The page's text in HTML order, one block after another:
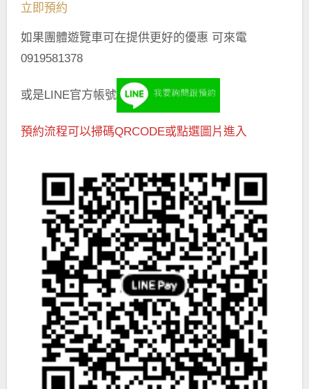
立即預約
如果團體遊覽車可在提供更好的優惠 可來電
0919581378
或是LINE官方帳號
預約流程可以掃碼QRCODE或點選圖片進入